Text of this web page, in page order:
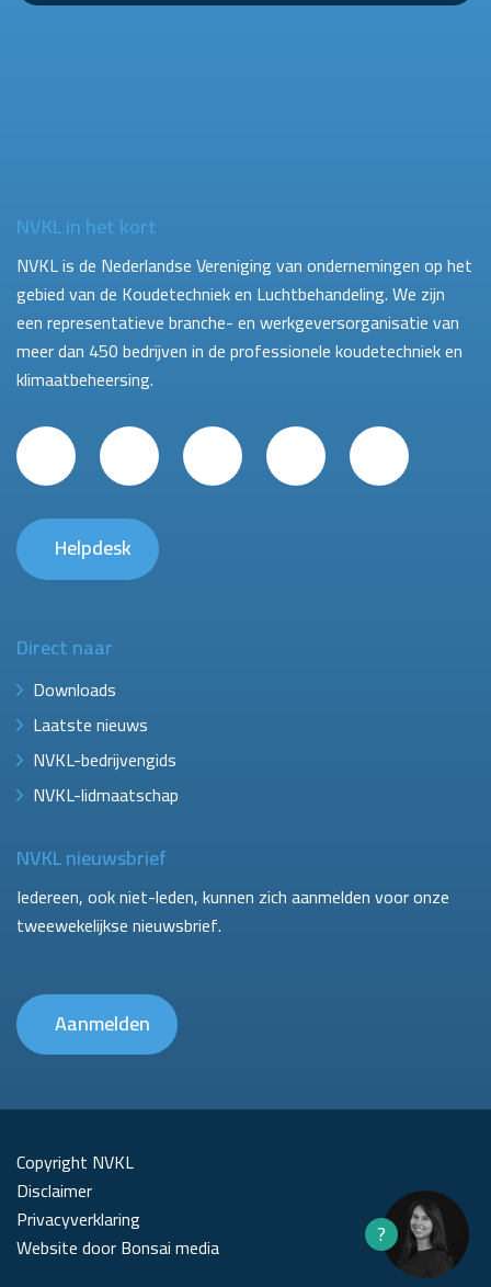
NVKL in het kort
NVKL is de Nederlandse Vereniging van ondernemingen op het
gebied van de Koudetechniek en Luchtbehandeling. We zijn
een representatieve branche- en werkgeversorganisatie van
meer dan 450 bedrijven in de professionele koudetechniek en
klimaatbeheersing.
Helpdesk
Direct naar
Downloads
Laatste nieuws
NVKL-bedrijvengids
NVKL-lidmaatschap
NVKL nieuwsbrief
Iedereen, ook niet-leden, kunnen zich aanmelden voor onze
tweewekelijkse nieuwsbrief.
Aanmelden
Copyright NVKL
Disclaimer
Privacyverklaring
Website door Bonsai media
?